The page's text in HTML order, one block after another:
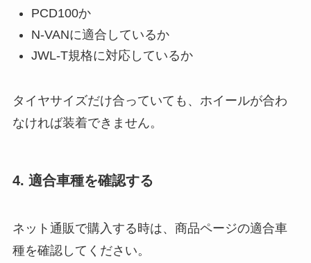
PCD100か
N-VANに適合しているか
JWL-T規格に対応しているか
タイヤサイズだけ合っていても、ホイールが合わ
なければ装着できません。
4. 適合車種を確認する
ネット通販で購入する時は、商品ページの適合車
種を確認してください。